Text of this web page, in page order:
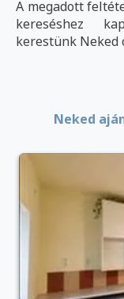
A megadott
kereséshez
kerestünk Neked
Neked